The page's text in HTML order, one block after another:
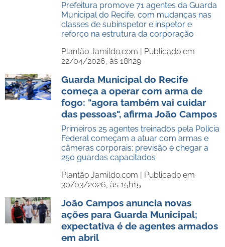
Prefeitura promove 71 agentes da Guarda
Municipal do Recife, com mudanças nas
classes de subinspetor e inspetor e
reforço na estrutura da corporação
Plantão Jamildo.com | Publicado em
22/04/2026, às 18h29
Guarda Municipal do Recife
começa a operar com arma de
fogo: "agora também vai cuidar
das pessoas", afirma João Campos
Primeiros 25 agentes treinados pela Polícia
Federal começam a atuar com armas e
câmeras corporais; previsão é chegar a
250 guardas capacitados
Plantão Jamildo.com | Publicado em
30/03/2026, às 15h15
João Campos anuncia novas
ações para Guarda Municipal;
expectativa é de agentes armados
em abril